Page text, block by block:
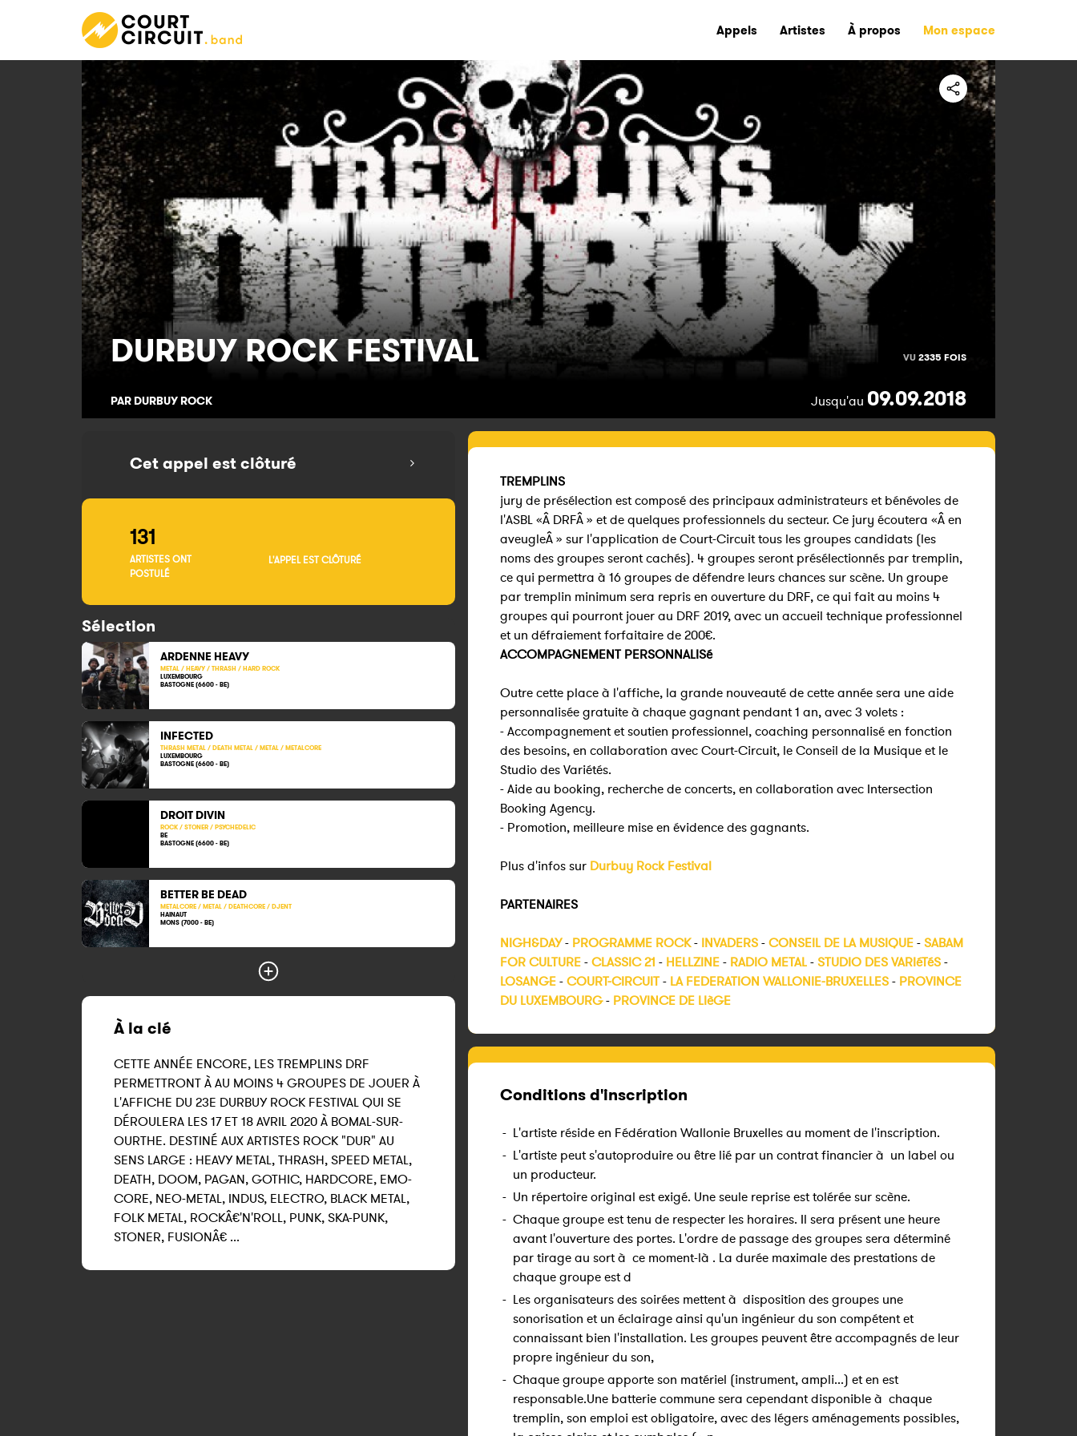
Appels Artistes À propos Mon espace
DURBUY ROCK FESTIVAL VU 2335 FOIS
PAR DURBUY ROCK Jusqu'au 09.09.2018
Cet appel est clôturé
131
ARTISTES ONT
POSTULÉ
L'APPEL EST CLÔTURÉ
Sélection
ARDENNE HEAVY
METAL / HEAVY / THRASH / HARD ROCK
LUXEMBOURG
BASTOGNE (6600 - BE)
INFECTED
THRASH METAL / DEATH METAL / METAL / METALCORE
LUXEMBOURG
BASTOGNE (6600 - BE)
DROIT DIVIN
ROCK / STONER / PSYCHEDELIC
BE
BASTOGNE (6600 - BE)
BETTER BE DEAD
METALCORE / METAL / DEATHCORE / DJENT
HAINAUT
MONS (7000 - BE)
À la clé
CETTE ANNÉE ENCORE, LES TREMPLINS DRF
PERMETTRONT À AU MOINS 4 GROUPES DE JOUER À
L'AFFICHE DU 23E DURBUY ROCK FESTIVAL QUI SE
DÉROULERA LES 17 ET 18 AVRIL 2020 À BOMAL-SUR-
OURTHE. DESTINÉ AUX ARTISTES ROCK "DUR" AU
SENS LARGE : HEAVY METAL, THRASH, SPEED METAL,
DEATH, DOOM, PAGAN, GOTHIC, HARDCORE, EMO-
CORE, NEO-METAL, INDUS, ELECTRO, BLACK METAL,
FOLK METAL, ROCKÂ€'N'ROLL, PUNK, SKA-PUNK,
STONER, FUSIONÂ€ ...
TREMPLINS
jury de présélection est composé des principaux administrateurs et bénévoles de
l'ASBL «Â DRFÂ » et de quelques professionnels du secteur. Ce jury écoutera «Â en
aveugleÂ » sur l'application de Court-Circuit tous les groupes candidats (les
noms des groupes seront cachés). 4 groupes seront présélectionnés par tremplin,
ce qui permettra à 16 groupes de défendre leurs chances sur scène. Un groupe
par tremplin minimum sera repris en ouverture du DRF, ce qui fait au moins 4
groupes qui pourront jouer au DRF 2019, avec un accueil technique professionnel
et un défraiement forfaitaire de 200€.
ACCOMPAGNEMENT PERSONNALISé
Outre cette place à l'affiche, la grande nouveauté de cette année sera une aide
personnalisée gratuite à chaque gagnant pendant 1 an, avec 3 volets :
- Accompagnement et soutien professionnel, coaching personnalisé en fonction
des besoins, en collaboration avec Court-Circuit, le Conseil de la Musique et le
Studio des Variétés.
- Aide au booking, recherche de concerts, en collaboration avec Intersection
Booking Agency.
- Promotion, meilleure mise en évidence des gagnants.
Plus d'infos sur Durbuy Rock Festival
PARTENAIRES
NIGH&DAY- PROGRAMME ROCK- INVADERS- CONSEIL DE LA MUSIQUE- SABAM
FOR CULTURE- CLASSIC 21 - HELLZINE- RADIO METAL- STUDIO DES VARIéTéS-
LOSANGE- COURT-CIRCUIT- LA FEDERATION WALLONIE-BRUXELLES- PROVINCE
DU LUXEMBOURG- PROVINCE DE LIèGE
Conditions d'inscription
- L'artiste réside en Fédération Wallonie Bruxelles au moment de l'inscription.
- L'artiste peut s'autoproduire ou être lié par un contrat financier à un label ou
un producteur.
- Un répertoire original est exigé. Une seule reprise est tolérée sur scène.
- Chaque groupe est tenu de respecter les horaires. Il sera présent une heure
avant l'ouverture des portes. L'ordre de passage des groupes sera déterminé
par tirage au sort à ce moment-là . La durée maximale des prestations de
chaque groupe est d
- Les organisateurs des soirées mettent à disposition des groupes une
sonorisation et un éclairage ainsi qu'un ingénieur du son compétent et
connaissant bien l'installation. Les groupes peuvent être accompagnés de leur
propre ingénieur du son,
- Chaque groupe apporte son matériel (instrument, ampli...) et en est
responsable.Une batterie commune sera cependant disponible à chaque
tremplin, son emploi est obligatoire, avec des légers aménagements possibles,